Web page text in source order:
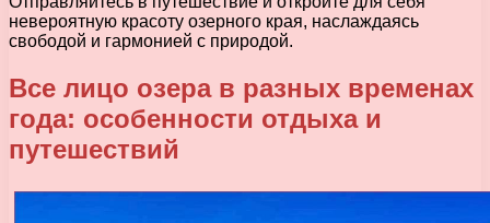
невероятную красоту озерного края, наслаждаясь
свободой и гармонией с природой.
Все лицо озера в разных временах
года: особенности отдыха и
путешествий